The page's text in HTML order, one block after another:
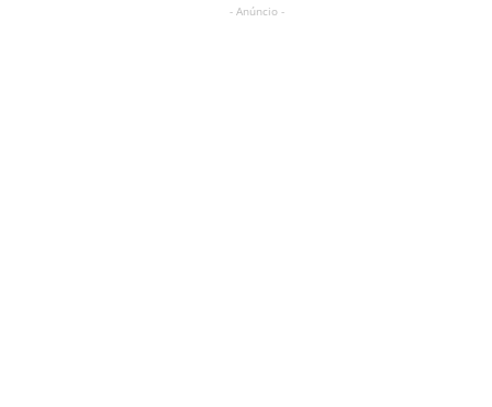
- Anúncio -